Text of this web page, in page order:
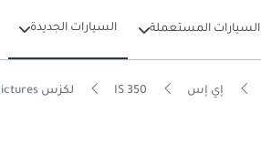
السيارات المستعملة السيارات الجديدة
إي إس IS 350 لكزس IS 350 interior, exterior pictures